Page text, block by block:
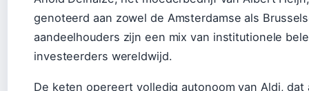
genoteerd aan zowel de Amsterdamse als
aandeelhouders zijn een mix van institutionele
investeerders wereldwijd.
De keten opereert volledig autonoom van Aldi,